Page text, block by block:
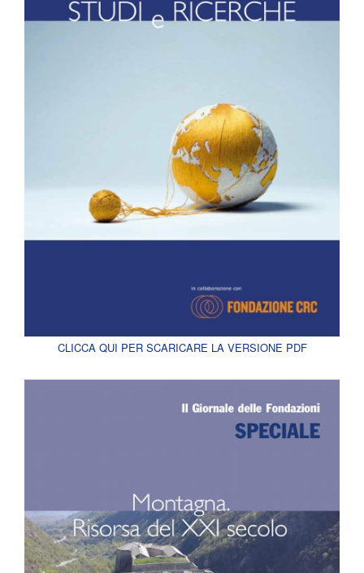
CLICCA QUI PER SCARICARE LA VERSIONE PDF